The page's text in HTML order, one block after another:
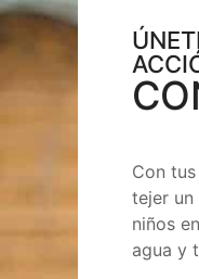
Con
tejer un
niños
agua y